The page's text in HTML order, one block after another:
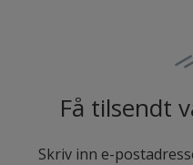
Få tilsendt
Skriv inn e-